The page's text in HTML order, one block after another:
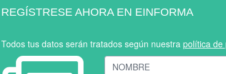
REGÍSTRESE AHORA EN EINFORMA
Todos tus datos serán tratados según nuestra política de